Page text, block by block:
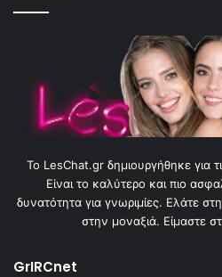
To LesChat.gr δημιουργήθηκε για
Είναι το καλύτερο και πιο
δυνατότητα για γνωριμίες. Ελάτε
στην μοναξιά. Είμαστε
GrIRCnet